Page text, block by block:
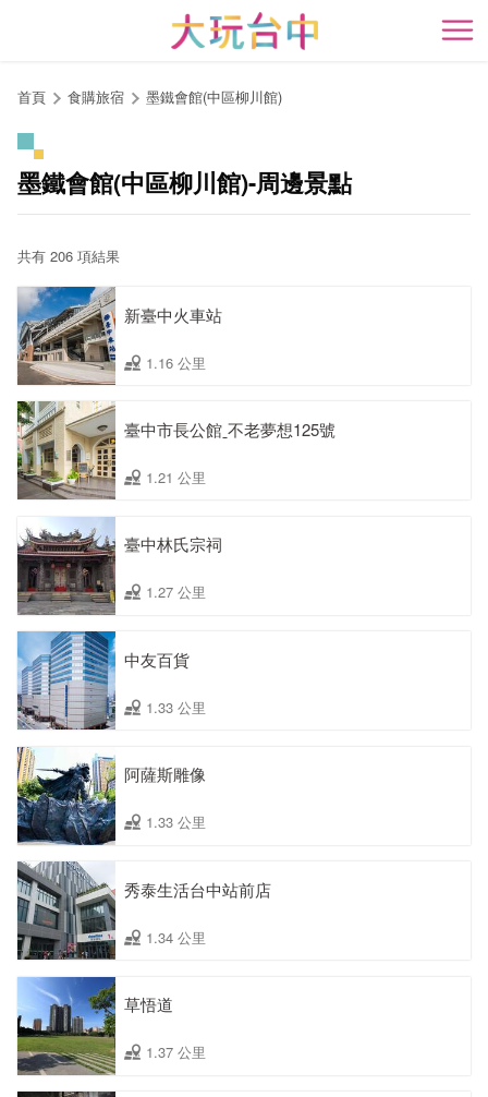
開
首頁 食購旅宿 墨鐵會館(中區柳川館)
墨鐵會館(中區柳川館)-周邊景點
共有 206 項結果
新臺中火車站
1.16 公里
臺中市長公館ˍ不老夢想125號
1.21 公里
臺中林氏宗祠
1.27 公里
中友百貨
1.33 公里
阿薩斯雕像
1.33 公里
秀泰生活台中站前店
1.34 公里
草悟道
1.37 公里